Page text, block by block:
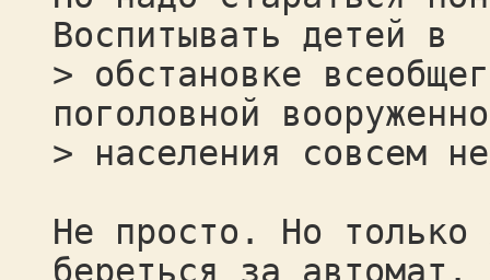
Воспитывать детей в
> обстановке
поголовной
> населения совсем
Не просто. Но только
береться за автомат.